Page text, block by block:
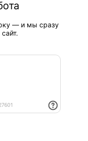
— и мы сразу